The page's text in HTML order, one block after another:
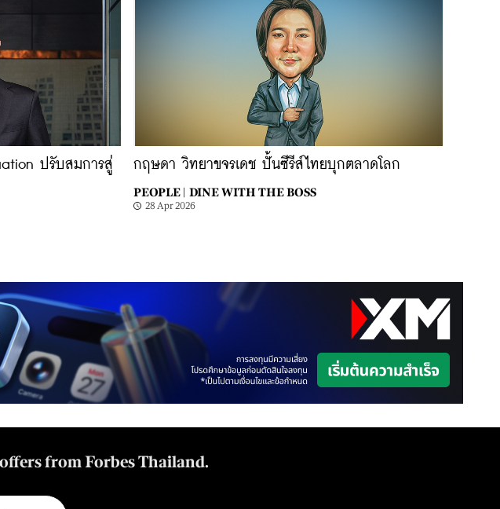
ปรับสมการสู่
กฤษดา วิทยาขจรเดช ปั้นซีรีส์ไทยบุกตลาดโลก
PEOPLE | DINE WITH THE BOSS
28 Apr 2026
from Forbes Thailand.